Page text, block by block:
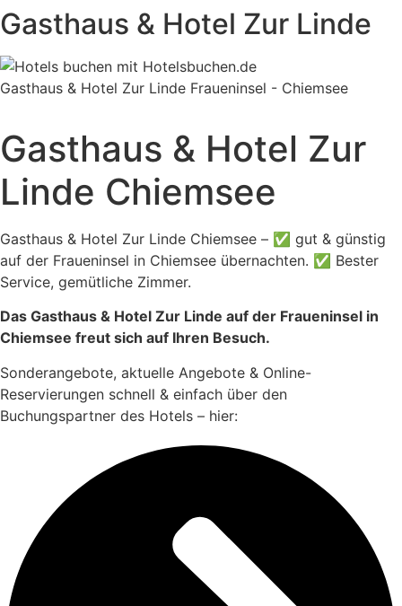
Gasthaus & Hotel Zur Linde
Gasthaus & Hotel Zur Linde Fraueninsel - Chiemsee
Gasthaus & Hotel Zur
Linde Chiemsee
Gasthaus & Hotel Zur Linde Chiemsee – ✅ gut & günstig
auf der Fraueninsel in Chiemsee übernachten. ✅ Bester
Service, gemütliche Zimmer.
Das Gasthaus & Hotel Zur Linde auf der Fraueninsel in
Chiemsee freut sich auf Ihren Besuch.
Sonderangebote, aktuelle Angebote & Online-
Reservierungen schnell & einfach über den
Buchungspartner des Hotels – hier: